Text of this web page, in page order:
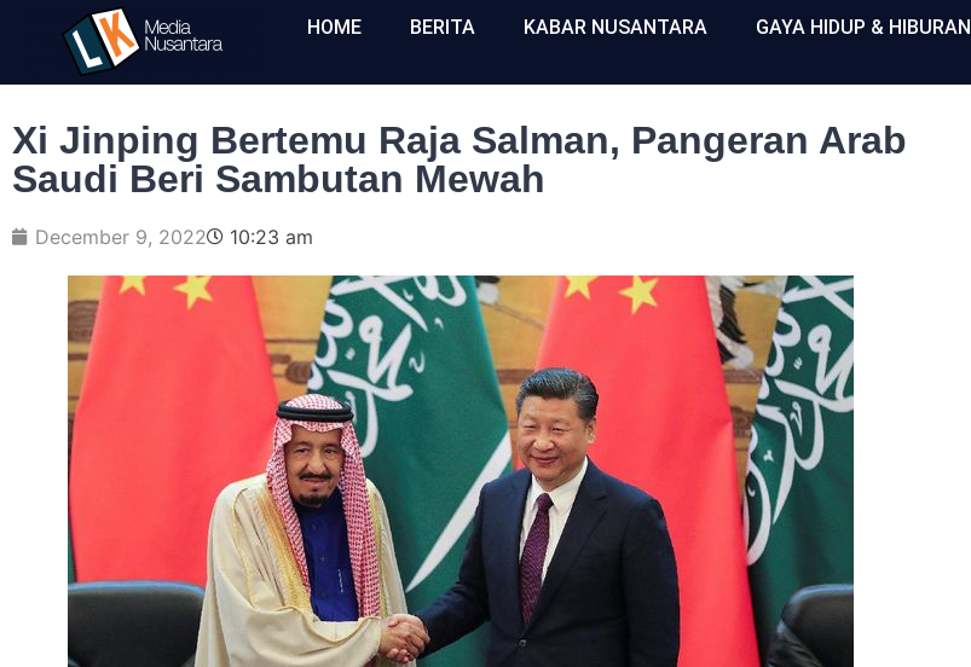
HOME BERITA KABAR NUSANTARA GAYA HIDUP & HIBURAN
Xi Jinping Bertemu Raja Salman, Pangeran Arab
Saudi Beri Sambutan Mewah
December 9, 2022 10:23 am